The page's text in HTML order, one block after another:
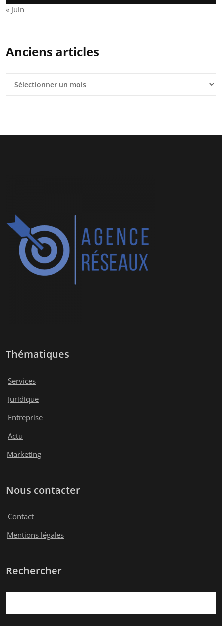
« Juin
Anciens articles
articles
Thématiques
Services
Juridique
Entreprise
Actu
Marketing
Nous contacter
Contact
Mentions légales
Rechercher